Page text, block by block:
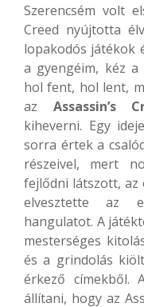
Szerencsém volt
Creed nyújtotta
lopakodós játékok
a gyengéim, kéz a
hol fent, hol lent,
az Assassin’s
kiheverni. Egy
sorra értek a
részeivel, mert
fejlődni látszott, az
elvesztette az
hangulatot. A
mesterséges
és a grindolás
érkező címekből.
állítani, hogy az